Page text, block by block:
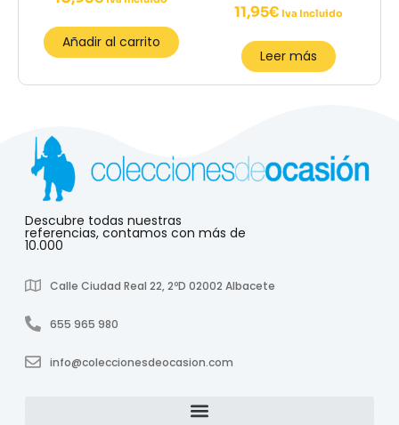
Añadir al carrito
11,95€ Iva Incluido
Leer más
Descubre todas nuestras
referencias, contamos con más de
10.000
Calle Ciudad Real 22, 2ºD 02002 Albacete
655 965 980
info@coleccionesdeocasion.com